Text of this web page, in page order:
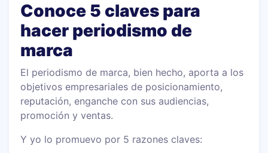
Conoce 5 claves para
hacer periodismo de
marca
El periodismo de marca, bien hecho, aporta a los
objetivos empresariales de posicionamiento,
reputación, enganche con sus audiencias,
promoción y ventas.
Y yo lo promuevo por 5 razones claves: